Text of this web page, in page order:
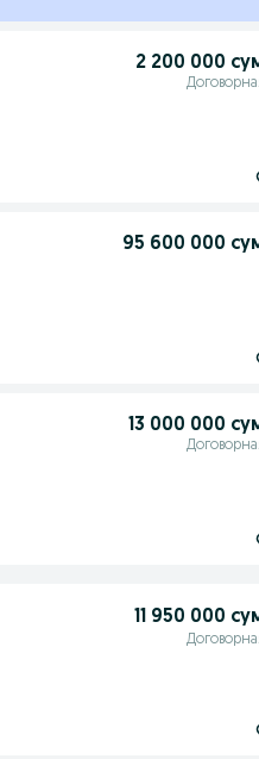
2 200 000
95 600 000
13 000 000
11 950 000